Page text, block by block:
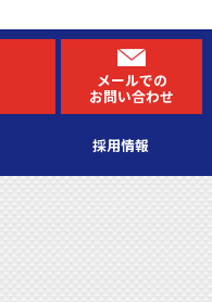
メールでの
お問い合わせ
採用情報